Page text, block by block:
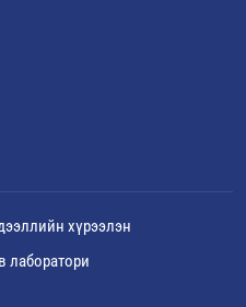
хүрээлэн
лаборатори